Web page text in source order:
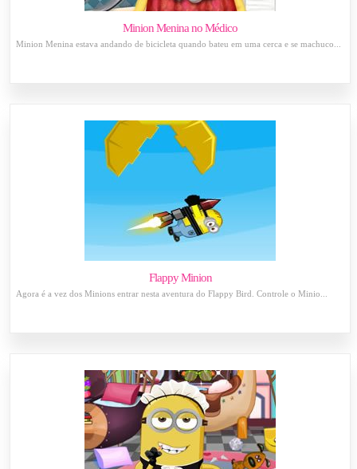
Minion Menina no Médico
Minion Menina estava andando de bicicleta quando bateu em uma cerca e se machuco...
Flappy Minion
Agora é a vez dos Minions entrar nesta aventura do Flappy Bird. Controle o Minio...